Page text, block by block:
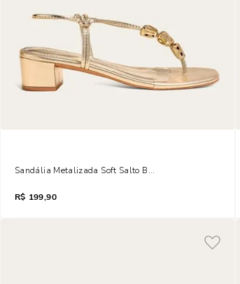
Sandália Metalizada Soft Salto Bloco Dourado Metal
R$ 199,90